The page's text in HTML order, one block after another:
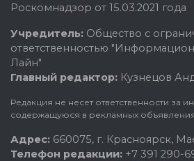
Роскомнадзор от 15.03.2021 года
Учредитель: Общество с
ответственностью
Лайн"
Главный редактор: Кузнецов
Редакция не несет ответственности за
содержащуюся в рекламных
Адрес: 660075, г. Красноярск,
Телефон редакции: +7 391 290-